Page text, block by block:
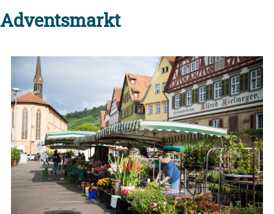
Adventsmarkt